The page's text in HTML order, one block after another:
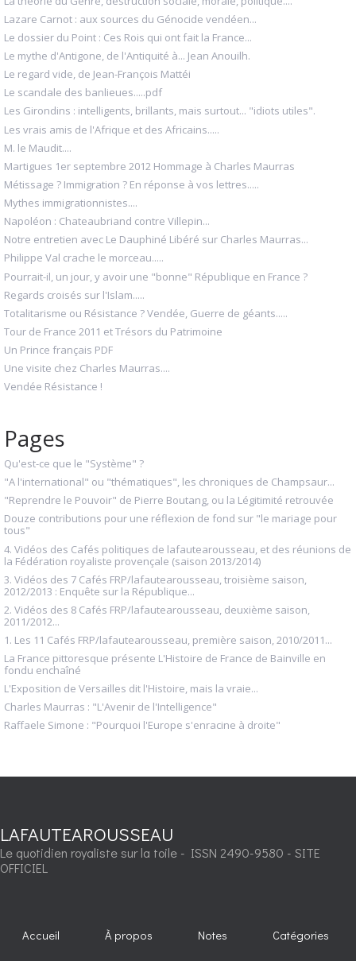
Lazare Carnot : aux sources du Génocide vendéen...
Le dossier du Point : Ces Rois qui ont fait la France...
Le mythe d'Antigone, de l'Antiquité à... Jean Anouilh.
Le regard vide, de Jean-François Mattéi
Le scandale des banlieues.....pdf
Les Girondins : intelligents, brillants, mais surtout... "idiots utiles".
Les vrais amis de l'Afrique et des Africains.....
M. le Maudit....
Martigues 1er septembre 2012 Hommage à Charles Maurras
Métissage ? Immigration ? En réponse à vos lettres.....
Mythes immigrationnistes....
Napoléon : Chateaubriand contre Villepin...
Notre entretien avec Le Dauphiné Libéré sur Charles Maurras...
Philippe Val crache le morceau.....
Pourrait-il, un jour, y avoir une "bonne" République en France ?
Regards croisés sur l'Islam.....
Totalitarisme ou Résistance ? Vendée, Guerre de géants.....
Tour de France 2011 et Trésors du Patrimoine
Un Prince français PDF
Une visite chez Charles Maurras....
Vendée Résistance !
Pages
Qu'est-ce que le "Système" ?
"A l'international" ou "thématiques", les chroniques de Champsaur...
"Reprendre le Pouvoir" de Pierre Boutang, ou la Légitimité retrouvée
Douze contributions pour une réflexion de fond sur "le mariage pour
tous"
4. Vidéos des Cafés politiques de lafautearousseau, et des réunions de
la Fédération royaliste provençale (saison 2013/2014)
3. Vidéos des 7 Cafés FRP/lafautearousseau, troisième saison,
2012/2013 : Enquête sur la République...
2. Vidéos des 8 Cafés FRP/lafautearousseau, deuxième saison,
2011/2012...
1. Les 11 Cafés FRP/lafautearousseau, première saison, 2010/2011...
La France pittoresque présente L'Histoire de France de Bainville en
fondu enchaîné
L'Exposition de Versailles dit l'Histoire, mais la vraie...
Charles Maurras : "L'Avenir de l'Intelligence"
Raffaele Simone : "Pourquoi l'Europe s'enracine à droite"
LAFAUTEAROUSSEAU
Le quotidien royaliste sur la toile - ISSN 2490-9580 - SITE
OFFICIEL
Accueil À propos Notes Catégories